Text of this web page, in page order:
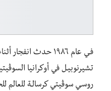
فـي عام ١٩٨٦ حدث
تشيرنوبيـل في أوكرانيا
روسـي سوڤيتي كرسالـة للعالم